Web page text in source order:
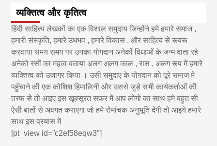
व्यक्तित्व और कृतित्व
हिंदी साहित्य लेखकों का एक विशाल समुदाय जिन्होंने हमे हमारे समाज ,
हमारी संस्कृति, हमारे उधभव , हमारे विकास , और साहित्य से रूबरू
करवाया समय समय पर उनका योगदान अनेकों विधाओं के जन्म दाता रहे
अनेको रसों का महत्व बताया अलग अलग काल , रास , अलग रूप में हमारे
व्यक्तित्व को उजागर किया । उसी समुदाए के योगदान को पूरे समाज मे
पहुँचाने की एक कोशिश हिमालिनी और उससे जुड़े सभी कार्यकर्ताओं की
तरफ से तो आइए इस खूबसूरत सफ़र में आप लोगो का साथ हमे बहुत सी
ऐसी बातों से अवगत कराएगा जो हमे रोमांचक अनुभूति देगी तो आइये हमारे
साथ इस प्रयास में
[pt_view id=”c2ef58eqw3″]